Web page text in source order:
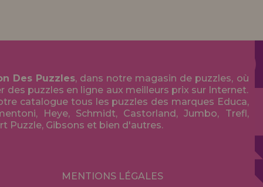
Des Puzzles, dans notre magasin de puzzles, où
des puzzles en ligne aux meilleurs prix sur Internet.
catalogue tous les puzzles des marques Educa,
Heye, Schmidt, Castorland, Jumbo, Trefl,
Puzzle, Gibsons et bien d'autres.
MENTIONS LÉGALES